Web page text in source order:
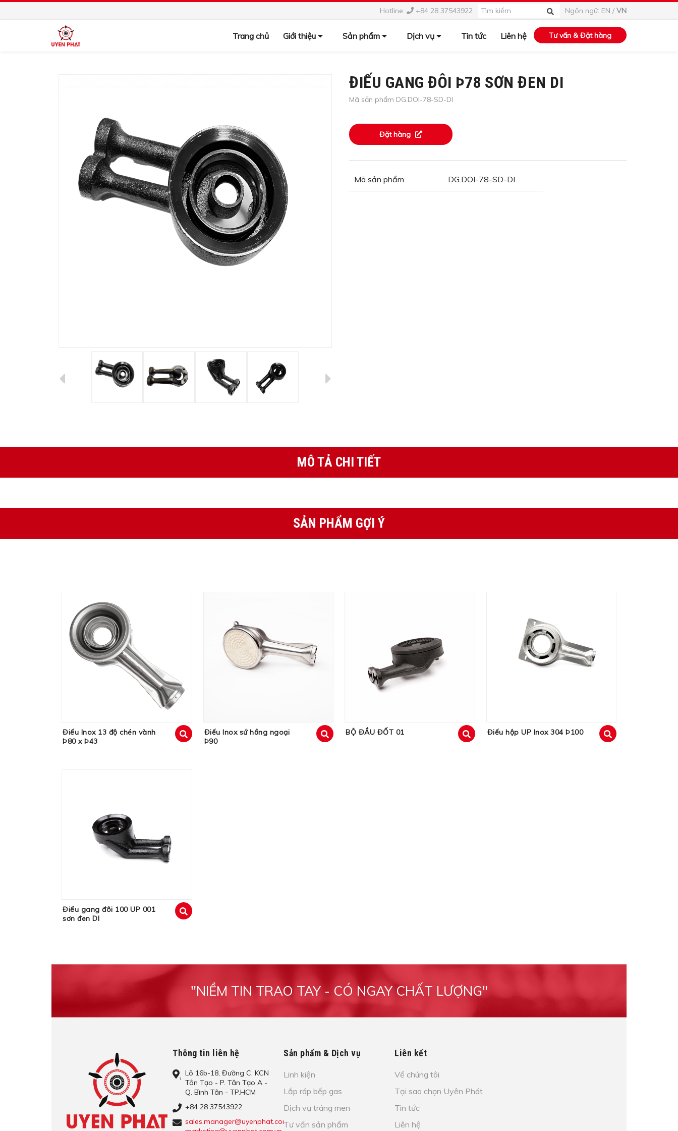
Hotline: +84 28 37543922 Ngôn ngữ: EN / VN
Trang chủ Giới thiệu Sản phẩm Dịch vụ Tin tức Liên hệ Tư vấn & Đặt hàng
ĐIẾU GANG ĐÔI Þ78 SƠN ĐEN DI
Mã sản phẩm DG.DOI-78-SD-DI
Đặt hàng
Mã sản phẩm DG.DOI-78-SD-DI
MÔ TẢ CHI TIẾT
SẢN PHẨM GỢI Ý
Điếu Inox 13 độ chén vành
Þ80 x Þ43
Điếu Inox sứ hồng ngoại
Þ90
BỘ ĐẦU ĐỐT 01 Điếu hộp UP Inox 304 Þ100
Điếu gang đôi 100 UP 001
sơn đen DI
"NIỀM TIN TRAO TAY - CÓ NGAY CHẤT LƯỢNG"
Thông tin liên hệ
Lô​ 16b-18, Đ​ư​ờ​ng C, KCN
Tâ​n Tạo​ - P. Tâ​n Tạo​ A -
Q. Bình​ Tâ​n - TP.HCM
+84 28 37543922
sales.manager@uyenphat.com.vn;
Sản phẩm & Dịch vụ
Linh kiện
Lắp ráp bếp gas
Dịch vụ tráng men
Tư vấn sản phẩm
Liên kết
Về chúng tôi
Tại sao chọn Uyên Phát
Tin tức
Liên hệ